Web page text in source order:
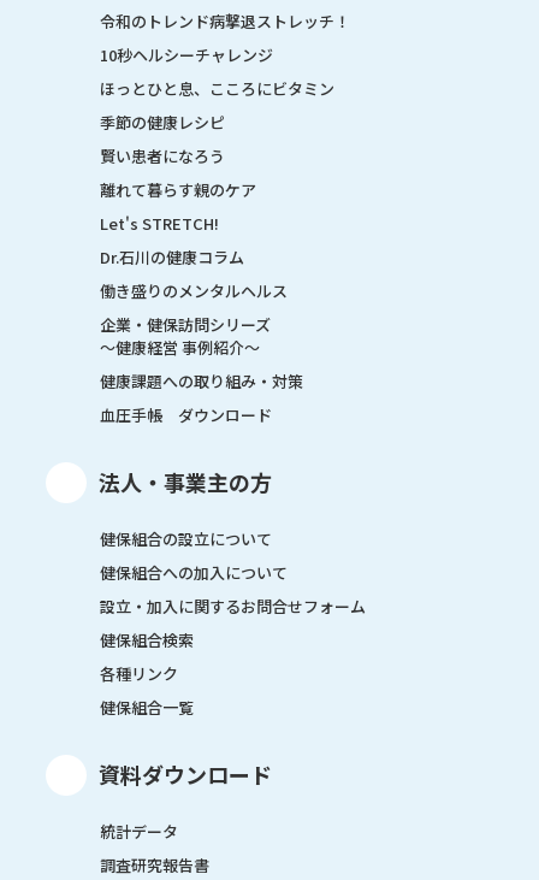
令和のトレンド病撃退ストレッチ！
10秒ヘルシーチャレンジ
ほっとひと息、こころにビタミン
季節の健康レシピ
賢い患者になろう
離れて暮らす親のケア
Let's STRETCH!
Dr.石川の健康コラム
働き盛りのメンタルヘルス
企業・健保訪問シリーズ
～健康経営 事例紹介～
健康課題への取り組み・対策
血圧手帳 ダウンロード
法人・事業主の方
健保組合の設立について
健保組合への加入について
設立・加入に関するお問合せフォーム
健保組合検索
各種リンク
健保組合一覧
資料ダウンロード
統計データ
調査研究報告書